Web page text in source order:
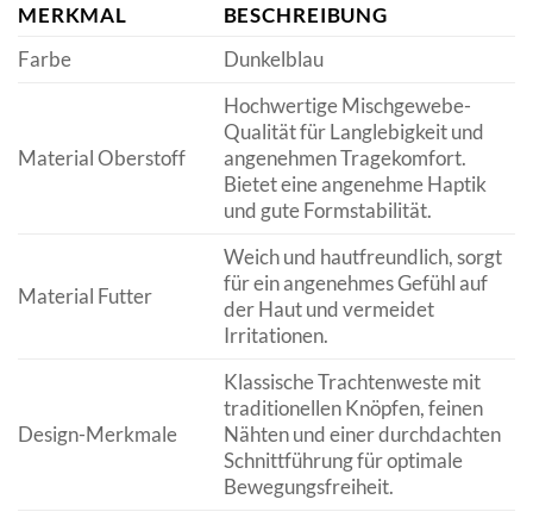
MERKMAL
BESCHREIBUNG
Farbe
Dunkelblau
Material Oberstoff
Hochwertige Mischgewebe-
Qualität für Langlebigkeit und
angenehmen Tragekomfort.
Bietet eine angenehme Haptik
und gute Formstabilität.
Material Futter
Weich und hautfreundlich, sorgt
für ein angenehmes Gefühl auf
der Haut und vermeidet
Irritationen.
Design-Merkmale
Klassische Trachtenweste mit
traditionellen Knöpfen, feinen
Nähten und einer durchdachten
Schnittführung für optimale
Bewegungsfreiheit.